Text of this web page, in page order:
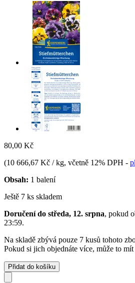
80,00 Kč
(10 666,67 Kč / kg, včetně 12% DPH -
Obsah: 1 balení
Ještě 7 ks skladem
Doručení do středa, 12. srpna, pokud
23:59.
Na skladě zbývá pouze 7 kusů tohoto
Pokud si jich objednáte více, může to
Přidat do košíku